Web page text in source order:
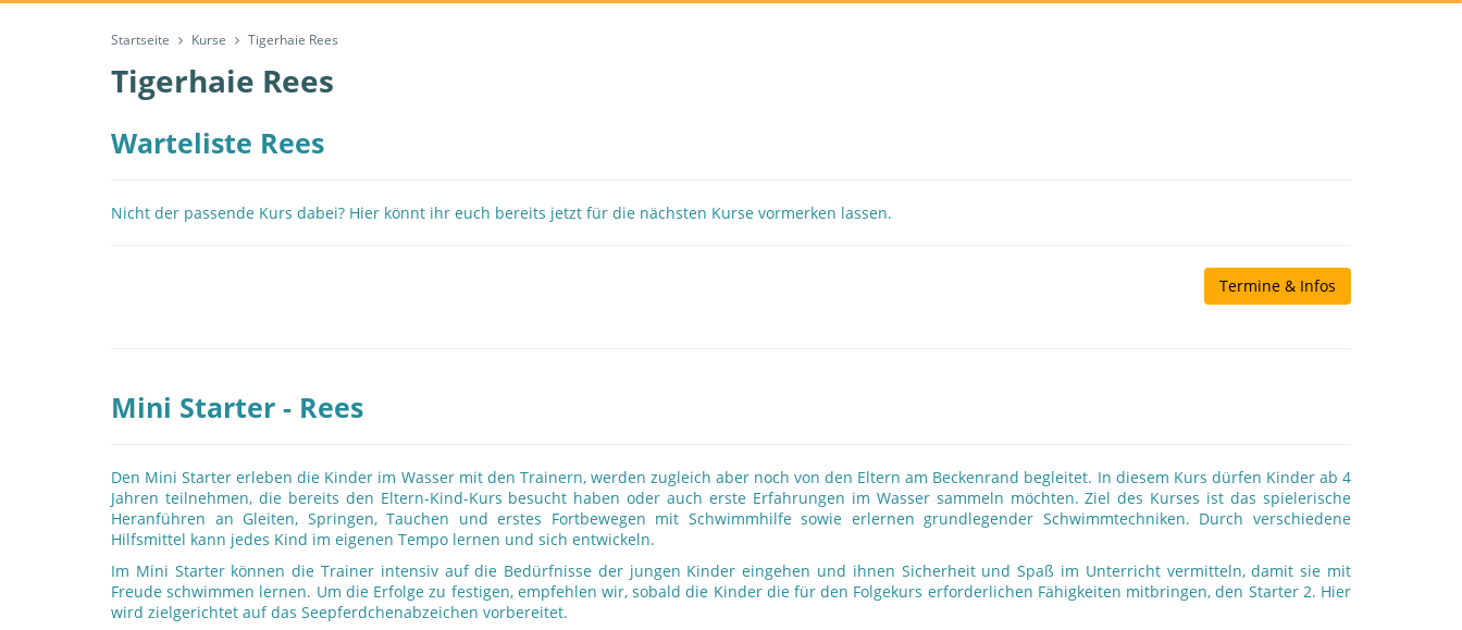
Startseite Kurse Tigerhaie Rees
Tigerhaie Rees
Warteliste Rees
Nicht der passende Kurs dabei? Hier könnt ihr euch bereits jetzt für die nächsten Kurse vormerken lassen.
Termine & Infos
Mini Starter - Rees
Den Mini Starter erleben die Kinder im Wasser mit den Trainern, werden zugleich aber noch von den Eltern am Beckenrand begleitet. In diesem Kurs dürfen Kinder ab 4
Jahren teilnehmen, die bereits den Eltern-Kind-Kurs besucht haben oder auch erste Erfahrungen im Wasser sammeln möchten. Ziel des Kurses ist das spielerische
Heranführen an Gleiten, Springen, Tauchen und erstes Fortbewegen mit Schwimmhilfe sowie erlernen grundlegender Schwimmtechniken. Durch verschiedene
Hilfsmittel kann jedes Kind im eigenen Tempo lernen und sich entwickeln.
Im Mini Starter können die Trainer intensiv auf die Bedürfnisse der jungen Kinder eingehen und ihnen Sicherheit und Spaß im Unterricht vermitteln, damit sie mit
Freude schwimmen lernen. Um die Erfolge zu festigen, empfehlen wir, sobald die Kinder die für den Folgekurs erforderlichen Fähigkeiten mitbringen, den Starter 2. Hier
wird zielgerichtet auf das Seepferdchenabzeichen vorbereitet.